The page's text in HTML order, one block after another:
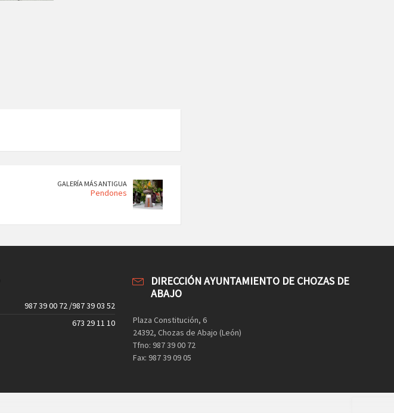
GALERÍA MÁS ANTIGUA
Pendones
987 39 00 72 /987 39 03 52
673 29 11 10
DIRECCIÓN AYUNTAMIENTO DE CHOZAS DE
ABAJO
Plaza Constitución, 6
24392, Chozas de Abajo (León)
Tfno: 987 39 00 72
Fax: 987 39 09 05